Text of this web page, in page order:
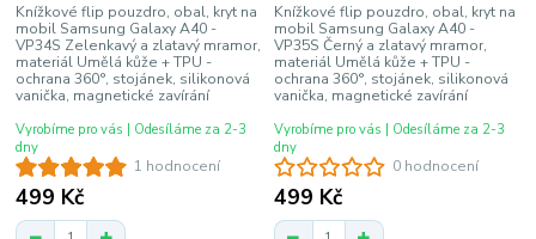
1 hodnocení
Knížkové flip pouzdro, obal, kryt na
mobil Samsung Galaxy A40 -
VP34S Zelenkavý a zlatavý mramor,
materiál Umělá kůže + TPU -
ochrana 360°, stojánek, silikonová
vanička, magnetické zavírání
499 Kč
Vyrobíme pro vás | Odesíláme za 2-3
dny
0 hodnocení
Knížkové flip pouzdro, obal, kryt na
mobil Samsung Galaxy A40 -
VP35S Černý a zlatavý mramor,
materiál Umělá kůže + TPU -
ochrana 360°, stojánek, silikonová
vanička, magnetické zavírání
499 Kč
Vyrobíme pro vás | Odesíláme za 2-3
dny